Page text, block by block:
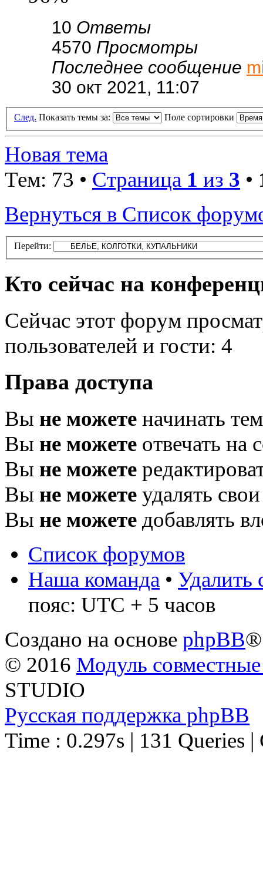
10 Ответы
4570 Просмотры
Последнее сообщение
30 окт 2021, 11:07
След. Показать темы за: Поле сортировки
Новая тема
Тем: 73 • Страница 1 из 3 •
Вернуться в Список
Перейти:
Кто сейчас на
Сейчас этот форум
пользователей и гости: 4
Права доступа
Вы не можете начинать
Вы не можете отвечать на
Вы не можете
Вы не можете удалять
Вы не можете добавлять
Список форумов
Наша команда • Удалить
пояс: UTC + 5 часов
Создано на основе phpBB®
© 2016 Модуль
STUDIO
Русская поддержка phpBB
Time : 0.297s | 131 Queries